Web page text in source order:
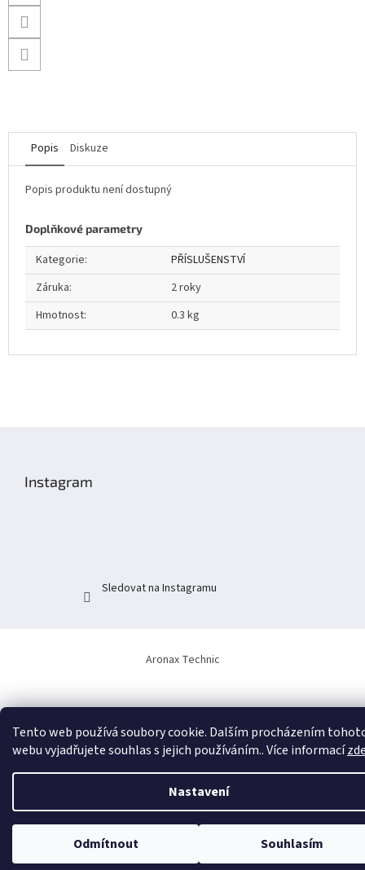
Tento web používá soubory cookie. Dalším procházením
webu vyjadřujete souhlas s jejich používáním.. Více informací
Nastavení
Odmítnout Souhlasím
Popis Diskuze
Popis produktu není dostupný
Doplňkové parametry
Kategorie:
PŘÍSLUŠENSTVÍ
Záruka:
2 roky
Hmotnost: 0.3 kg
Instagram
Sledovat na Instagramu
Aronax Technic